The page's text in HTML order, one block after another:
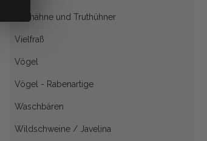
Truthähne und Truthühner
Vielfraß
Vögel
Vögel - Rabenartige
Waschbären
Wildschweine / Javelina